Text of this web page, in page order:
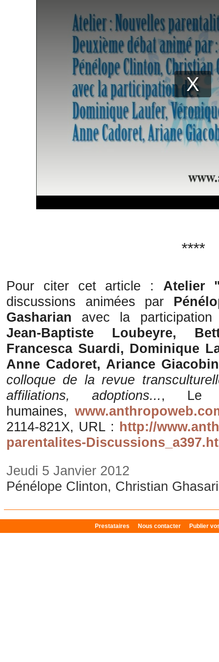
****
Pour citer cet article : Atelier
discussions animées par
Gasharian avec la
Jean-Baptiste Loubeyre,
Francesca Suardi, Dominique
Anne Cadoret, Ariance
colloque de la revue
affiliations, adoptions..., Le
humaines,
2114-821X, URL : http://
parentalites-
Jeudi 5 Janvier 2012
Pénélope Clinton, Christian
Prestataires Nous contacter Publier